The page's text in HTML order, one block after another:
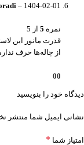
– 1404-02-01
نمره 5 از 5
قدرت مانور این
از چاله‌ها حرف
0
0
دیدگاه خود را بنویسید
نشانی ایمیل شما منتشر
امتیاز شما *